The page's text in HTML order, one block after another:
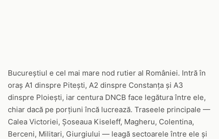
Bucureștiul e cel mai mare nod rutier al României. Intră în
oraș A1 dinspre Pitești, A2 dinspre Constanța și A3
dinspre Ploiești, iar centura DNCB face legătura între ele,
chiar dacă pe porțiuni încă lucrează. Traseele principale —
Calea Victoriei, Șoseaua Kiseleff, Magheru, Colentina,
Berceni, Militari, Giurgiului — leagă sectoarele între ele și